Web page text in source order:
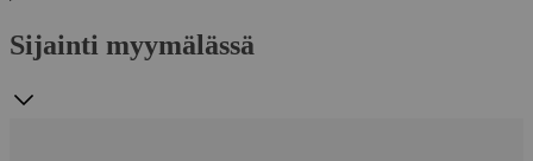
Sijainti myymälässä